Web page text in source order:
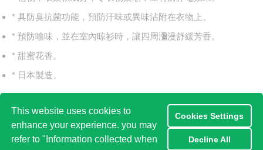
This website uses cookies to
enhance your experience. you may
refer to "Information collected when
Cookies Settings
Decline All
* 具防臭抗菌功能，預防汗味或異味沾附在衣物上。
* 預防噏味，並在室內晾衫時，讓四周瀰漫舒緩芳香。
* 甜蜜花香。
* 日本製造。
返回